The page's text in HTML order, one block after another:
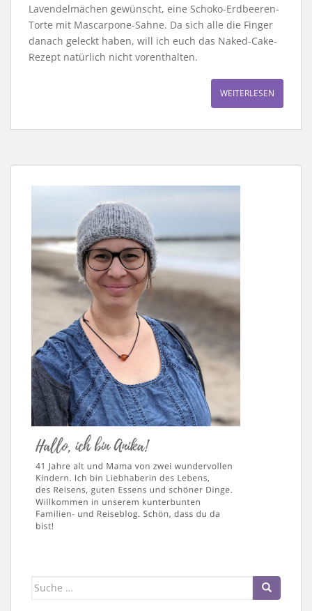
Lavendelmächen gewünscht, eine Schoko-Erdbeeren-
Torte mit Mascarpone-Sahne. Da sich alle die Finger
danach geleckt haben, will ich euch das Naked-Cake-
Rezept natürlich nicht vorenthalten.
WEITERLESEN
Suche